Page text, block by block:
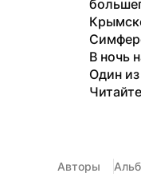
В ночь
Один
Авторы